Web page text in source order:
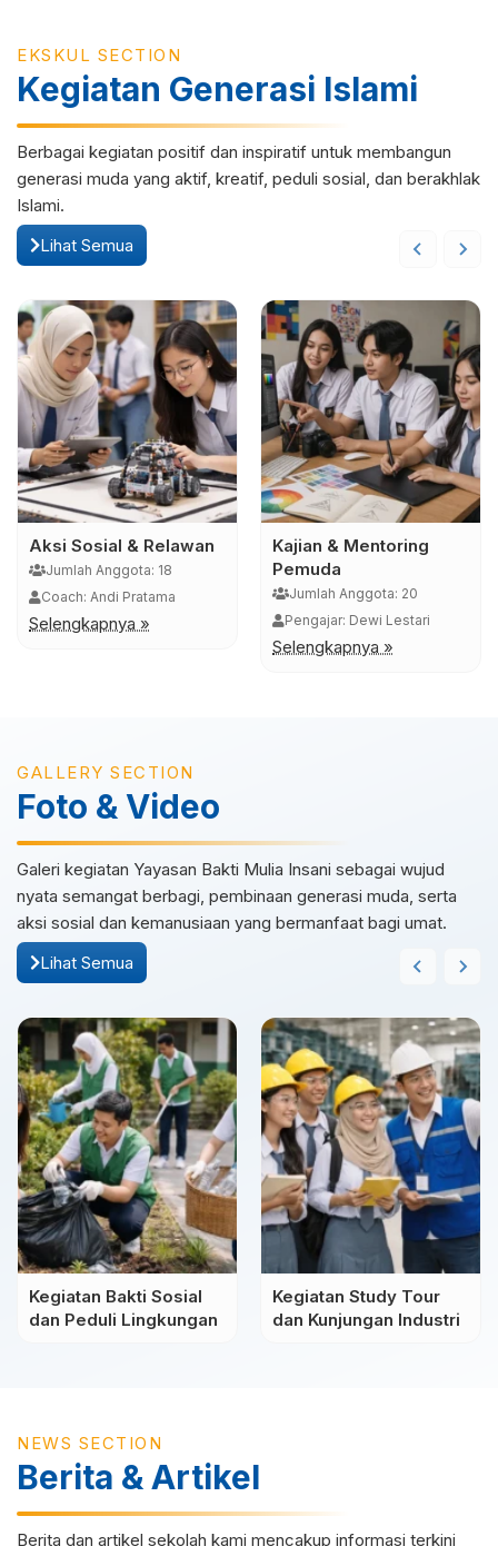
EKSKUL SECTION
Kegiatan Generasi Islami
Berbagai kegiatan positif dan inspiratif untuk membangun
generasi muda yang aktif, kreatif, peduli sosial, dan berakhlak
Islami.
Lihat Semua
Aksi Sosial & Relawan
Jumlah Anggota: 18
Coach: Andi Pratama
Selengkapnya »
Kajian & Mentoring
Pemuda
Jumlah Anggota: 20
Pengajar: Dewi Lestari
Selengkapnya »
GALLERY SECTION
Foto & Video
Galeri kegiatan Yayasan Bakti Mulia Insani sebagai wujud
nyata semangat berbagi, pembinaan generasi muda, serta
aksi sosial dan kemanusiaan yang bermanfaat bagi umat.
Lihat Semua
Kegiatan Bakti Sosial
dan Peduli Lingkungan
Kegiatan Study Tour
dan Kunjungan Industri
NEWS SECTION
Berita & Artikel
Berita dan artikel sekolah kami mencakup informasi terkini